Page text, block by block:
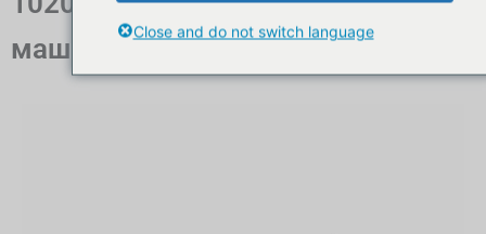
машинасы
Close and do not switch language